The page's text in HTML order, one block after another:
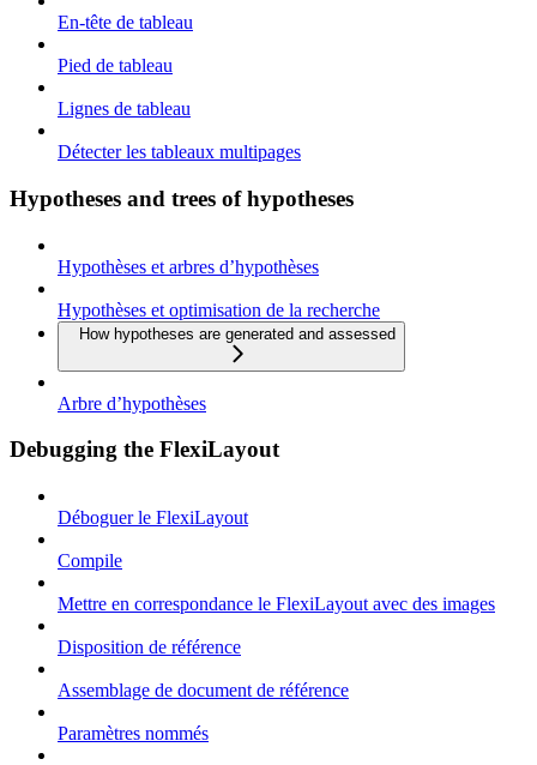
En-tête de tableau
Pied de tableau
Lignes de tableau
Détecter les tableaux multipages
Hypotheses and trees of hypotheses
Hypothèses et arbres d’hypothèses
Hypothèses et optimisation de la recherche
How hypotheses are generated and assessed
Arbre d’hypothèses
Debugging the FlexiLayout
Déboguer le FlexiLayout
Compile
Mettre en correspondance le FlexiLayout avec des images
Disposition de référence
Assemblage de document de référence
Paramètres nommés